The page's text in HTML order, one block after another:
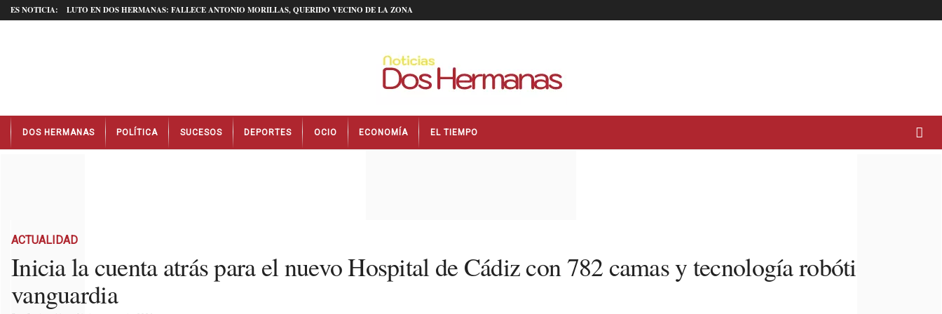
ES NOTICIA: LUTO EN DOS HERMANAS: FALLECE ANTONIO MORILLAS, QUERIDO VECINO DE LA ZONA
t
DOS HERMANAS POLÍTICA SUCESOS DEPORTES OCIO ECONOMÍA EL TIEMPO
ACTUALIDAD
Inicia la cuenta atrás para el nuevo Hospital de Cádiz con 782 camas y tecnología robótica de
vanguardia